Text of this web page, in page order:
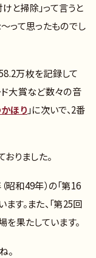
と掃除」って言うと
って思ったものでし
万枚を記録して
ド大賞など数々の音
ほり 」に次いで、2番
おりました。
昭和49年）の「第16
す。また、「第25回
果たしています。
。